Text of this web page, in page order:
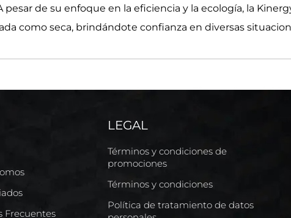
de su enfoque en la eficiencia y la ecología, la
como seca, brindándote confianza en diversas
Frecuentes
LEGAL
Términos y condiciones de
promociones
Términos y condiciones
Política de tratamiento de datos